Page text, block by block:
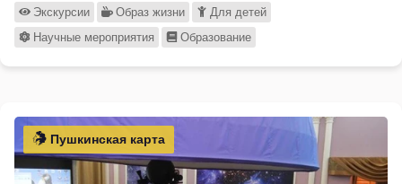
Экскурсии Образ жизни
Для детей
Научные мероприятия
Образование
Пушкинская карта